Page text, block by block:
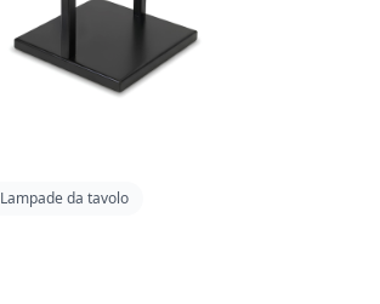
Lampade da tavolo